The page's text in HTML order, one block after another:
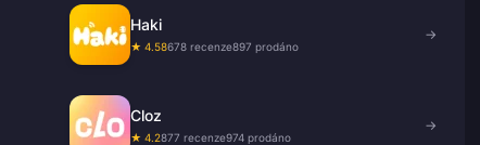
Haki
★ 4.58678 recenze897 prodáno
→
Cloz
★ 4.2877 recenze974 prodáno
→